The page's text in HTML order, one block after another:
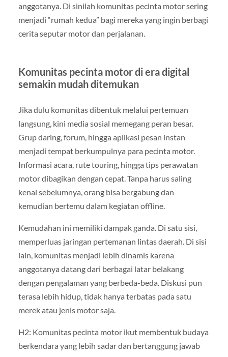
anggotanya. Di sinilah komunitas pecinta motor sering
menjadi “rumah kedua” bagi mereka yang ingin berbagi
cerita seputar motor dan perjalanan.
Komunitas pecinta motor di era digital
semakin mudah ditemukan
Jika dulu komunitas dibentuk melalui pertemuan
langsung, kini media sosial memegang peran besar.
Grup daring, forum, hingga aplikasi pesan instan
menjadi tempat berkumpulnya para pecinta motor.
Informasi acara, rute touring, hingga tips perawatan
motor dibagikan dengan cepat. Tanpa harus saling
kenal sebelumnya, orang bisa bergabung dan
kemudian bertemu dalam kegiatan offline.
Kemudahan ini memiliki dampak ganda. Di satu sisi,
memperluas jaringan pertemanan lintas daerah. Di sisi
lain, komunitas menjadi lebih dinamis karena
anggotanya datang dari berbagai latar belakang
dengan pengalaman yang berbeda-beda. Diskusi pun
terasa lebih hidup, tidak hanya terbatas pada satu
merek atau jenis motor saja.
H2: Komunitas pecinta motor ikut membentuk budaya
berkendara yang lebih sadar dan bertanggung jawab